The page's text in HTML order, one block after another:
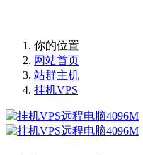
你的位置
网站首页
站群主机
挂机VPS